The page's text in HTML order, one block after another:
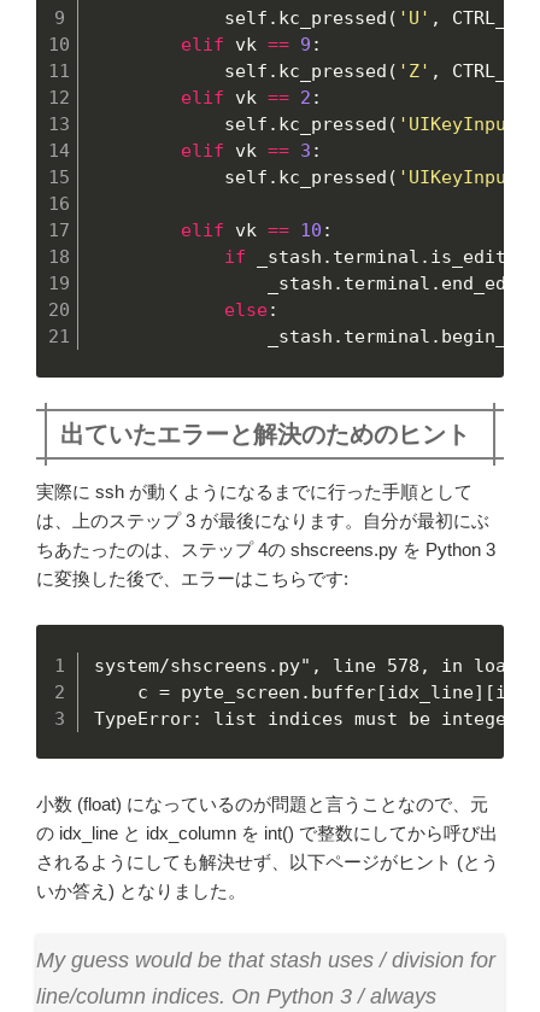
            self
. kc_pressed ( 'U' ,
elif vk == 9 :
            self
. kc_pressed ( 'Z' ,
elif vk == 2 :
            self
. kc_pressed (
elif vk == 3 :
            self
. kc_pressed (
elif vk == 10 :
if _stash . terminal . is_editing
                _stash
. terminal .
else:
                _stash
. terminal .
出ていたエラーと解決のためのヒント
実際に ssh が動くようになるまでに行った手順として
は、上のステップ 3 が最後になります。自分が最初にぶ
ちあたったのは、ステップ 4の shscreens.py を Python 3
に変換した後で、エラーはこちらです:
system/shscreens.py", line 578, in
c =
TypeError: list indices must be
小数 (float) になっているのが問題と言うことなので、元
の idx_line と idx_column を int() で整数にしてから呼び出
されるようにしても解決せず、以下ページがヒント (とう
いか答え) となりました。
My guess would be that stash uses / division for
line/column indices. On Python 3 / always